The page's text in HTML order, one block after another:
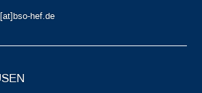
hef.de